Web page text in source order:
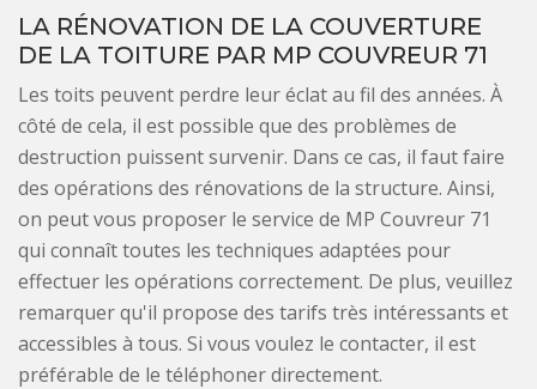
LA RÉNOVATION DE LA COUVERTURE
DE LA TOITURE PAR MP COUVREUR 71
Les toits peuvent perdre leur éclat au fil des années. À
côté de cela, il est possible que des problèmes de
destruction puissent survenir. Dans ce cas, il faut faire
des opérations des rénovations de la structure. Ainsi,
on peut vous proposer le service de MP Couvreur 71
qui connaît toutes les techniques adaptées pour
effectuer les opérations correctement. De plus, veuillez
remarquer qu'il propose des tarifs très intéressants et
accessibles à tous. Si vous voulez le contacter, il est
préférable de le téléphoner directement.